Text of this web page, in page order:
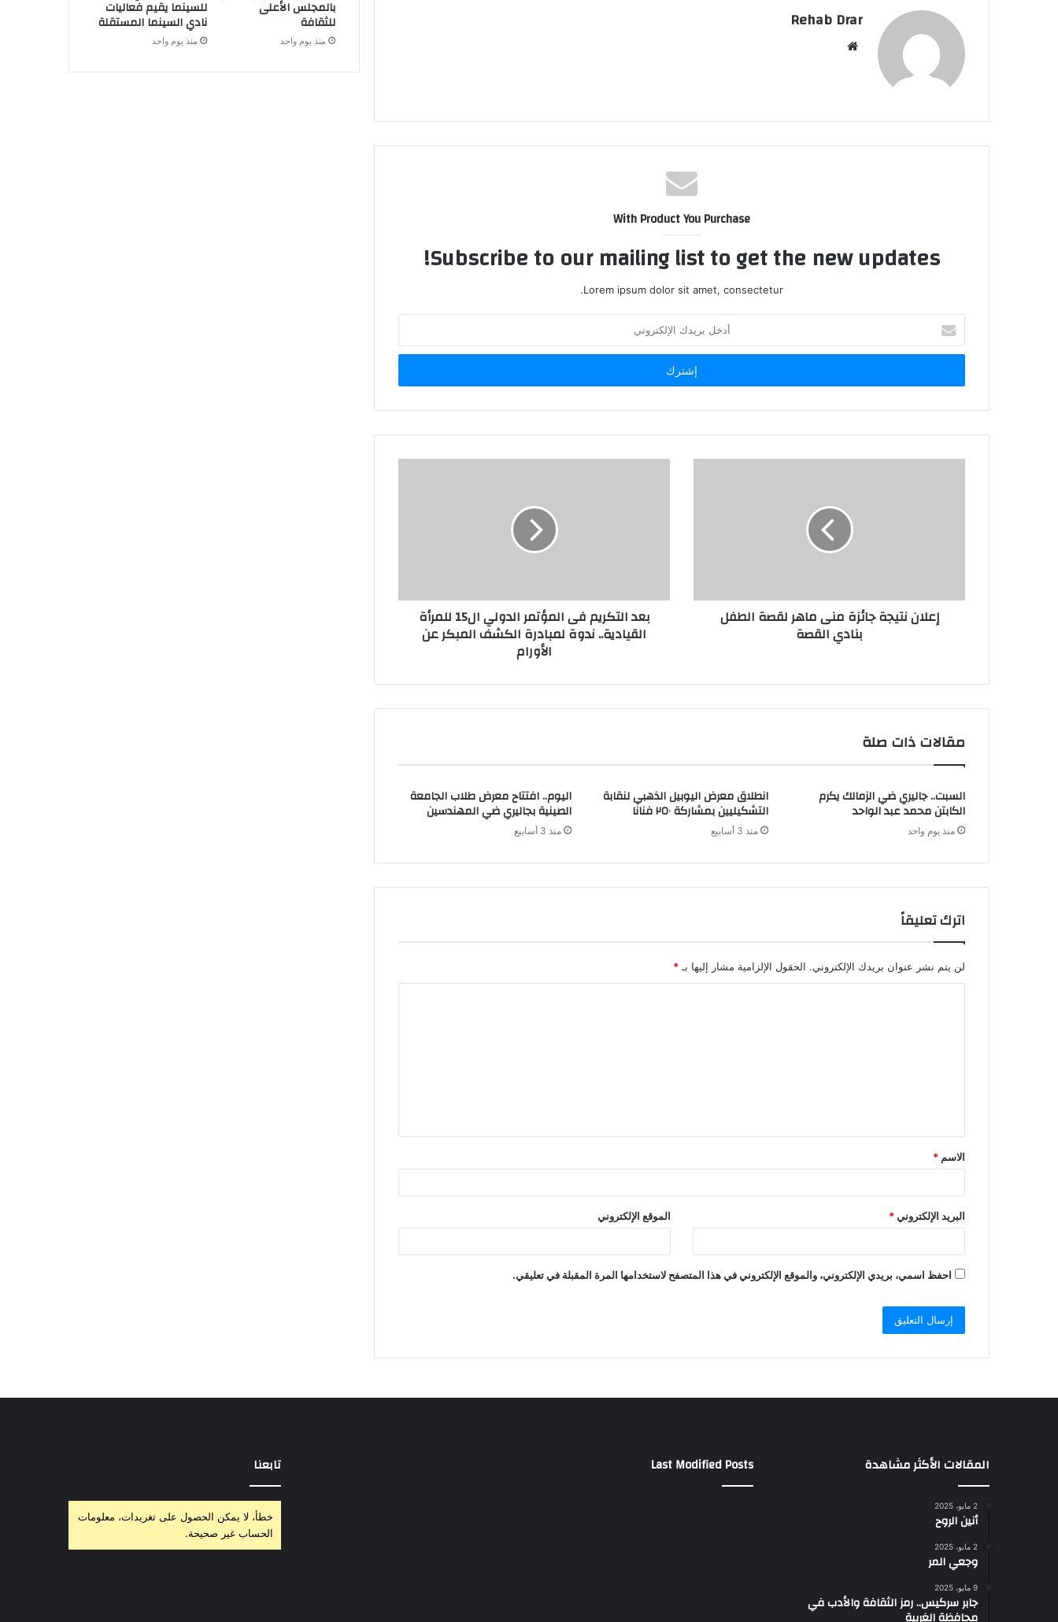
Rehab Drar
ا
With Product You Purchase
Subscribe to our mailing list to get the new updates!
Lorem ipsum dolor sit amet, consectetur.
خ
ب
د
ن
إعلان نتيجة جائزة منى ماهر لقصة الطفل
بنادي القصة
بعد التكريم فى المؤتمر الدولي ال15 للمرأة
القيادية.. ندوة لمبادرة الكشف المبكر عن
الأورام
مقالات ذات صلة
السبت.. جاليري ضي الزمالك يكرم
الكابتن محمد عبد الواحد
منذ يوم واحد
انطلاق معرض اليوبيل الذهبي لنقابة
التشكيليين بمشاركة ٢٥٠ فنانا
منذ 3 أسابيع
اليوم.. افتتاح معرض طلاب الجامعة
الصينية بجاليري ضي المهندسين
منذ 3 أسابيع
اترك تعليقاً
لن يتم نشر عنوان بريدك الإلكتروني. الحقول الإلزامية مشار إليها بـ*
الاسم *
البريد الإلكتروني* الموقع الإلكتروني
احفظ اسمي، بريدي الإلكتروني، والموقع الإلكتروني في هذا المتصفح لاستخدامها المرة المقبلة في تعليقي.
بالمجلس الأعلى
للثقافة
منذ يوم واحد
للسينما يقيم فعاليات
نادي السينما المستقلة
منذ يوم واحد
المقالات الأكثر مشاهدة
2 مايو، 2025
أنين الروح
2 مايو، 2025
وجعي المر
9 مايو، 2025
جابر سركيس.. رمز الثقافة والأدب في
Last Modified Posts تابعنا
خطأ، لا يمكن الحصول على تغريدات، معلومات
الحساب غير صحيحة.